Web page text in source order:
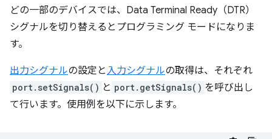
どの一部のデバイスでは、Data Terminal Ready（DTR）
シグナルを切り替えるとプログラミング モードになりま
す。
出力シグナルの設定と 入力シグナルの取得は、それぞれ
port.setSignals() と port.getSignals() を呼び出し
て行います。使用例を以下に示します。